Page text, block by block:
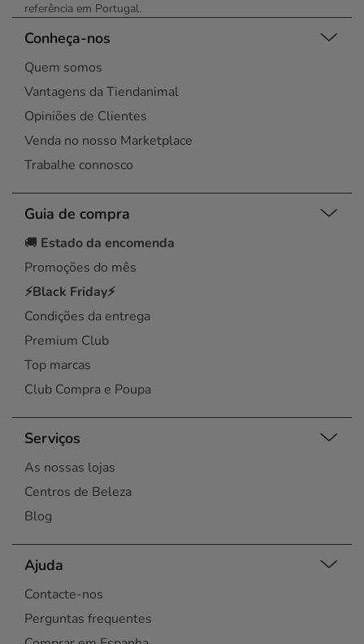
referência em Portugal.
Conheça-nos
Quem somos
Vantagens da Tiendanimal
Opiniões de Clientes
Venda no nosso Marketplace
Trabalhe connosco
Guia de compra
🚚 Estado da encomenda
Promoções do mês
⚡Black Friday⚡
Condições da entrega
Premium Club
Top marcas
Club Compra e Poupa
Serviços
As nossas lojas
Centros de Beleza
Blog
Ajuda
Contacte-nos
Perguntas frequentes